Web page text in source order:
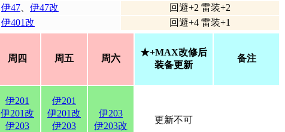
伊47 伊47改
回避+2 雷装+2
伊401改 回避+4 雷装+1
周四 周五 周六
★+MAX改修后
装备更新
备注
伊201
伊201改
伊203
伊201
伊201改
伊203
伊203
伊203改
更新不可